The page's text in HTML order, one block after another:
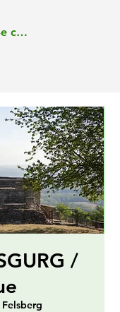
connecter
/